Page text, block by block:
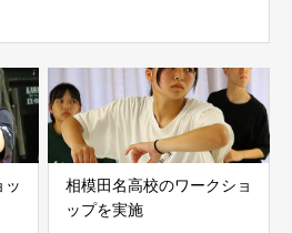
ッ
相模田名高校のワークショ
ップを実施